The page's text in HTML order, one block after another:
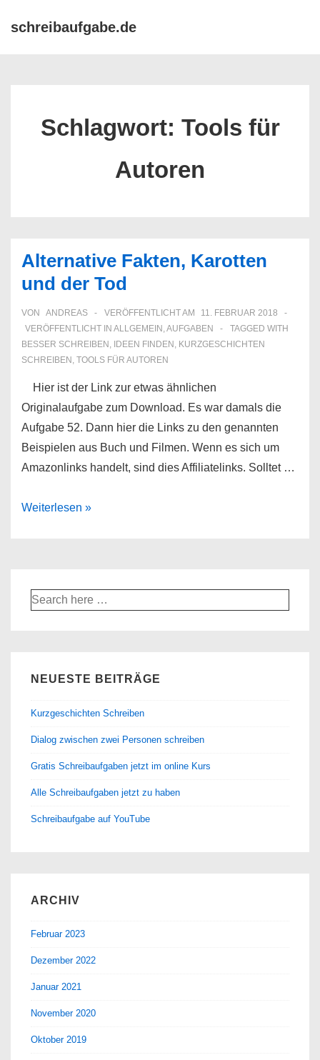
Zumschreibaufgabe.de
Schlagwort: Tools für
Autoren
Alternative Fakten, Karotten
und der Tod
VON ANDREAS VERÖFFENTLICHT AM
11. FEBRUAR 2018
VERÖFFENTLICHT IN ALLGEMEIN ,AUFGABEN
TAGGED WITH
BESSER SCHREIBEN , IDEEN FINDEN , KURZGESCHICHTEN
SCHREIBEN , TOOLS FÜR AUTOREN
Hier ist der Link zur etwas ähnlichen
Originalaufgabe zum Download. Es war damals die
Aufgabe 52. Dann hier die Links zu den genannten
Beispielen aus Buch und Filmen. Wenn es sich um
Amazonlinks handelt, sind dies Affiliatelinks. Solltet …
Alternative
der
Tod
Weiterlesen »
Suche
nach:
NEUESTE BEITRÄGE
Kurzgeschichten Schreiben
Dialog zwischen zwei Personen schreiben
Gratis Schreibaufgaben jetzt im online Kurs
Alle Schreibaufgaben jetzt zu haben
Schreibaufgabe auf YouTube
ARCHIV
Februar 2023
Dezember 2022
Januar 2021
November 2020
Oktober 2019